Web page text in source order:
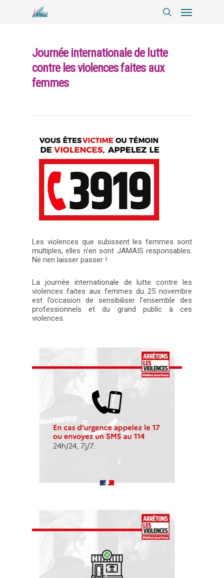
Journée internationale de lutte
contre les violences faites aux
femmes
Les violences que subissent les femmes sont
multiples, elles n’en sont JAMAIS responsables.
Ne rien laisser passer !
La journée internationale de lutte contre les
violences faites aux femmes du 25 novembre
est l’occasion de sensibiliser l’ensemble des
professionnels et du grand public à ces
violences.